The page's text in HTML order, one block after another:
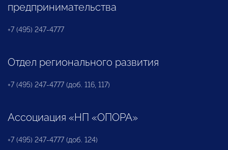
предпринимательства
+7 (495) 247-4777
Отдел регионального развития
+7 (495) 247-4777 (доб. 116, 117)
Ассоциация «НП «ОПОРА»
+7 (495) 247-4777 (доб. 124)